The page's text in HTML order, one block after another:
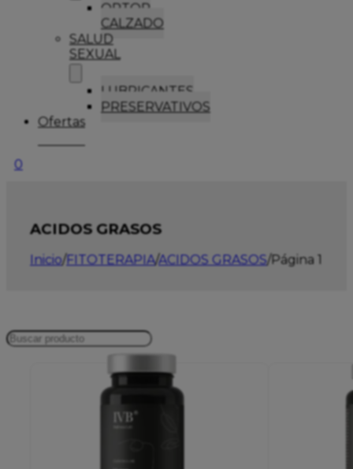
ORTOP
CALZADO
SALUD
SEXUAL
LUBRICANTES
PRESERVATIVOS
Ofertas
0
ACIDOS GRASOS
Inicio/FITOTERAPIA/ACIDOS GRASOS/Página 1